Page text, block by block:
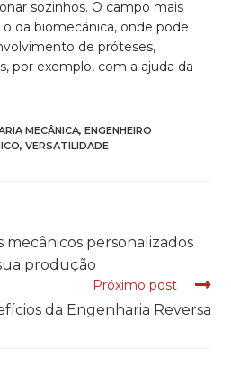
sozinhos. O campo mais
da biomecânica, onde pode
de próteses,
por exemplo, com a ajuda da
MECÂNICA, ENGENHEIRO
, VERSATILIDADE
mecânicos personalizados
produção
Próximo post
da Engenharia Reversa